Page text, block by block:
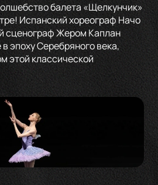
балета «Щелкунчик»
Испанский хореограф Начо
сценограф Жером Каплан
эпоху Серебряного века,
этой классической